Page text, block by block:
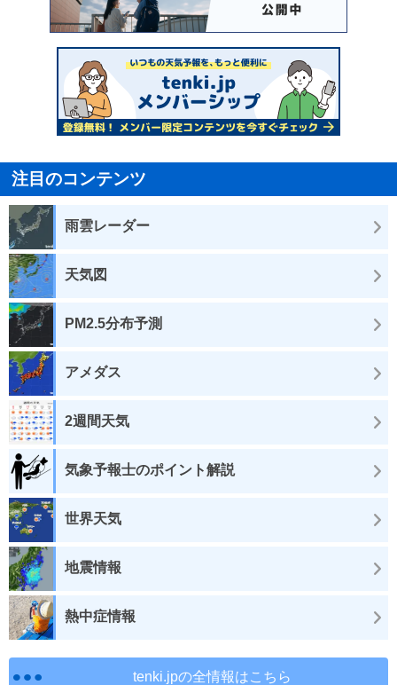
注目のコンテンツ
雨雲レーダー
天気図
PM2.5分布予測
アメダス
2週間天気
気象予報士のポイント解説
世界天気
地震情報
熱中症情報
tenki.jpの全情報はこちら